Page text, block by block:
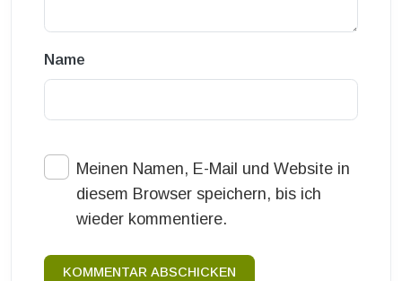
Name
Meinen Namen, E-Mail und Website in
diesem Browser speichern, bis ich
wieder kommentiere.
KOMMENTAR ABSCHICKEN